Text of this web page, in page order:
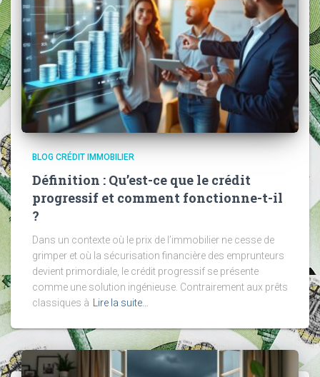
BLOG CRÉDIT IMMOBILIER
Définition : Qu’est-ce que le crédit
progressif et comment fonctionne-t-il
?
Dans un contexte où le prix de l’immobilier ne cesse de
grimper et où la sécurisation financière des emprunteurs
devient primordiale, le crédit progressif se présente
comme une solution ingénieuse. Contrairement aux prêts
classiques à Lire la suite…